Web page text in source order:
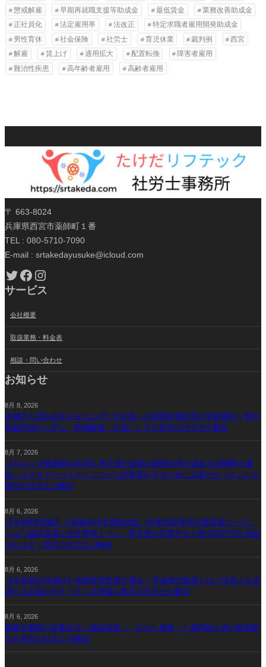
懲戒解雇
早期再就職支援等助成金 最低賃金
業務改善助成金
正社員化
法定雇用率 法改正
特定求職者雇用開発助成金
男性育休
社会保険 社労士 育児休業 裁判例
西宮
解雇
賃上げ 適用拡大 配置転換
障害者雇用
難治性疾患
高年齢者雇用 高齢者雇用
〒 663-8024
兵庫県西宮市薬師町１番
TEL : 080-5710-7090
E-mail : srtakedayusuke@icloud.com
Twitter Facebook Instagram
サービス
会社概要
取扱業務・料金表
相談・問い合わせ
お知らせ
8月 8, 2026
在職中に競合会社を立ち上げた元社員への損害賠償請求が全額棄却！東京
地裁判決から学ぶ「懲戒解雇」の落とし穴を西宮の社労士が解説
8月 7, 2026
【カスハラ最新動向2026】厚労省が薬局の調剤拒否を認める法解釈を通
知！カスタマーハラスメントから従業員を守るために企業がすべきことを
西宮の社労士が解説
8月 6, 2026
【令和8年度版】人材確保等支援助成金（作業員宿舎等設置助成コース）
とは？建設現場に女性専用トイレ・更衣室を設置すると最大90万円が支給
されます｜西宮の社労士が解説
8月 6, 2026
【令和9年4月施行】技能実習制度が廃止！育成就労制度とは？外国人を採
用する企業が今すぐすべき準備を西宮の社労士が解説
8月 6, 2026
裁量労働制の対象拡大へ議論加速！「みなし残業」と濫用防止策の最新動
向を西宮の社労士が解説